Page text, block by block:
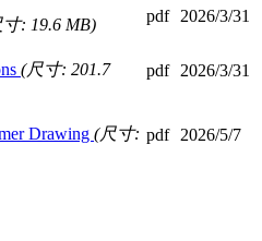
: 19.6 MB) pdf 2026/3/31
(尺寸: 201.7
pdf 2026/3/31
Drawing (尺寸: pdf 2026/5/7